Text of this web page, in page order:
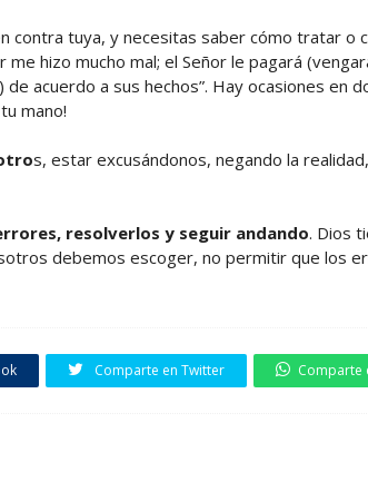
contra tuya, y necesitas saber cómo tratar o
me hizo mucho mal; el Señor le pagará
de acuerdo a sus hechos”. Hay ocasiones en
mano!
s, estar excusándonos, negando la
resolverlos y seguir andando. Dios
debemos escoger, no permitir que los
Comparte en Twitter Comparte